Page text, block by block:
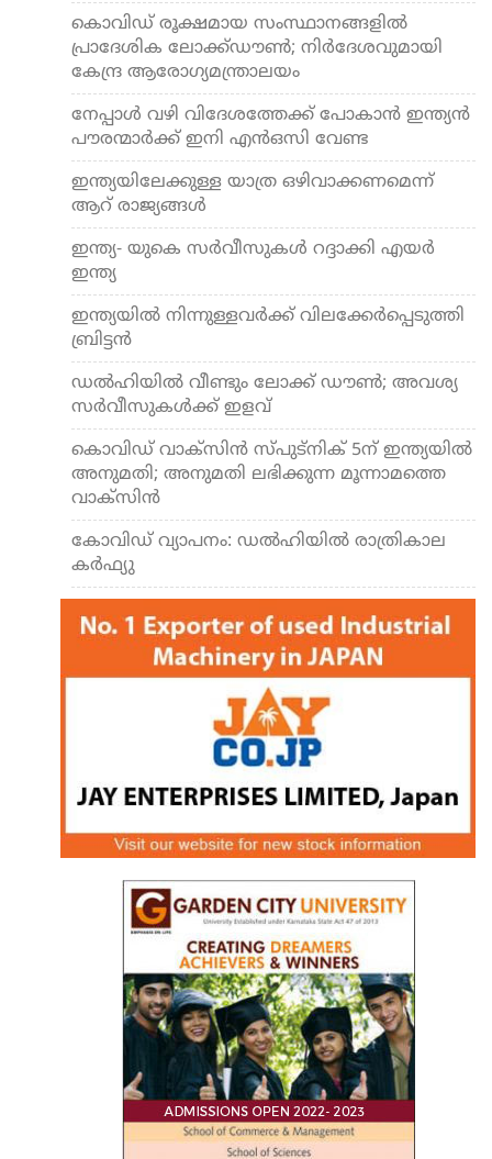
കൊവിഡ് രൂക്ഷമായ സംസ്ഥാനങ്ങളില്‍
പ്രാദേശിക ലോക്ക്ഡൗണ്‍; നിര്‍ദേശവുമായി
കേന്ദ്ര ആരോഗ്യമന്ത്രാലയം
നേപ്പാള്‍ വഴി വിദേശത്തേക്ക് പോകാന്‍ ഇന്ത്യന്‍
പൗരന്മാര്‍ക്ക് ഇനി എന്‍ഒസി വേണ്ട
ഇന്ത്യയിലേക്കുള്ള യാത്ര ഒഴിവാക്കണമെന്ന്
ആറ് രാജ്യങ്ങള്‍
ഇന്ത്യ- യുകെ സര്‍വീസുകള്‍ റദ്ദാക്കി എയര്‍
ഇന്ത്യ
ഇന്ത്യയില്‍ നിന്നുള്ളവര്‍ക്ക് വിലക്കേര്‍പ്പെടുത്തി
ബ്രിട്ടന്‍
ഡല്‍ഹിയില്‍ വീണ്ടും ലോക്ക് ഡൗണ്‍; അവശ്യ
സര്‍വീസുകള്‍ക്ക് ഇളവ്
കൊവിഡ് വാക്സിന്‍ സ്പുട്നിക് 5ന് ഇന്ത്യയില്‍
അനുമതി; അനുമതി ലഭിക്കുന്ന മൂന്നാമത്തെ
വാക്സിന്‍
കോവിഡ് വ്യാപനം: ഡല്‍ഹിയില്‍ രാത്രികാല
കര്‍ഫ്യു